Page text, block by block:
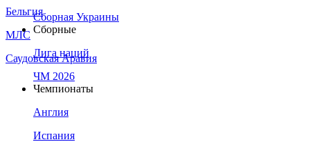
Бельгия
МЛС
Саудовская Аравия
Сборная Украины
Сборные
Лига наций
ЧМ 2026
Чемпионаты
Англия
Испания